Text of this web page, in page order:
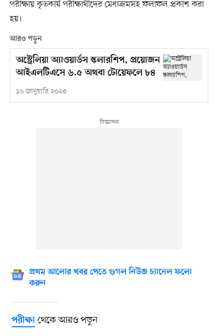
পরীক্ষায় কৃতকার্য পরীক্ষার্থীদের মেধাক্রমসহ ফলাফল প্রকাশ করা
হয়।
আরও পড়ুন
অস্ট্রেলিয়া অ্যাওয়ার্ডস স্কলারশিপ, প্রয়োজন
আইএলটিএসে ৬.৫ অথবা টোয়েফলে ৮৪
১৬ জানুয়ারি ২০২৫
প্রথম আলোর খবর পেতে গুগল নিউজ চ্যানেল ফলো
করুন
পরীক্ষাথেকে আরও পড়ুন